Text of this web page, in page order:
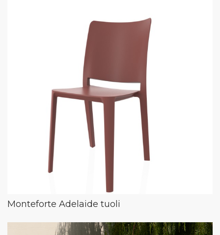
Monteforte Adelaide tuoli